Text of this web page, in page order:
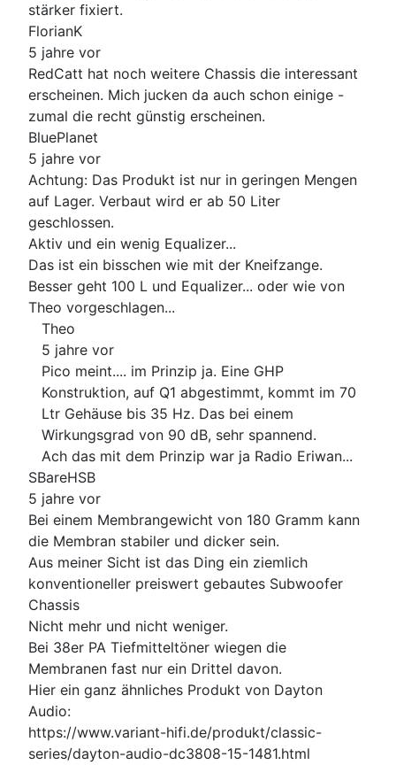
stärker fixiert.
FlorianK
5 jahre vor
RedCatt hat noch weitere Chassis die interessant
erscheinen. Mich jucken da auch schon einige -
zumal die recht günstig erscheinen.
BluePlanet
5 jahre vor
Achtung: Das Produkt ist nur in geringen Mengen
auf Lager. Verbaut wird er ab 50 Liter
geschlossen.
Aktiv und ein wenig Equalizer...
Das ist ein bisschen wie mit der Kneifzange.
Besser geht 100 L und Equalizer... oder wie von
Theo vorgeschlagen...
Theo
5 jahre vor
Pico meint.... im Prinzip ja. Eine GHP
Konstruktion, auf Q1 abgestimmt, kommt im 70
Ltr Gehäuse bis 35 Hz. Das bei einem
Wirkungsgrad von 90 dB, sehr spannend.
Ach das mit dem Prinzip war ja Radio Eriwan...
SBareHSB
5 jahre vor
Bei einem Membrangewicht von 180 Gramm kann
die Membran stabiler und dicker sein.
Aus meiner Sicht ist das Ding ein ziemlich
konventioneller preiswert gebautes Subwoofer
Chassis
Nicht mehr und nicht weniger.
Bei 38er PA Tiefmitteltöner wiegen die
Membranen fast nur ein Drittel davon.
Hier ein ganz ähnliches Produkt von Dayton
Audio:
https://www.variant-hifi.de/produkt/classic-
series/dayton-audio-dc3808-15-1481.html